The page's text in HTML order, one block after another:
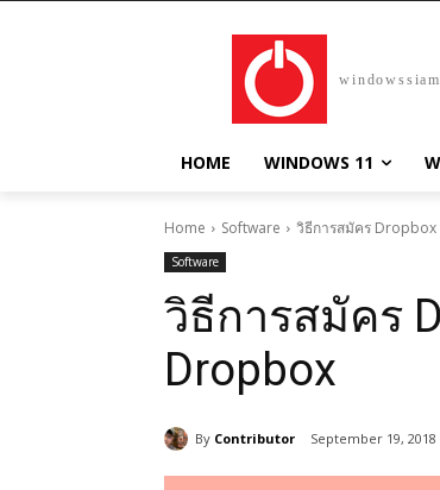
HOME WINDOWS 11
Home Software วิธีการสมัคร
Software
วิธีการสมัคร
Dropbox
By Contributor September 19, 2018